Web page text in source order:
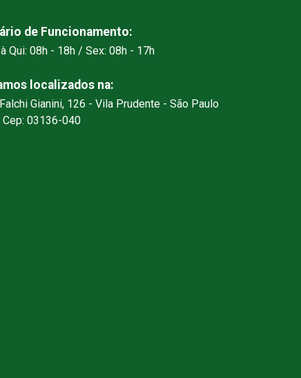
de Funcionamento:
Qui: 08h - 18h / Sex: 08h - 17h
localizados na:
Falchi Gianini, 126 - Vila Prudente - São Paulo
Cep: 03136-040